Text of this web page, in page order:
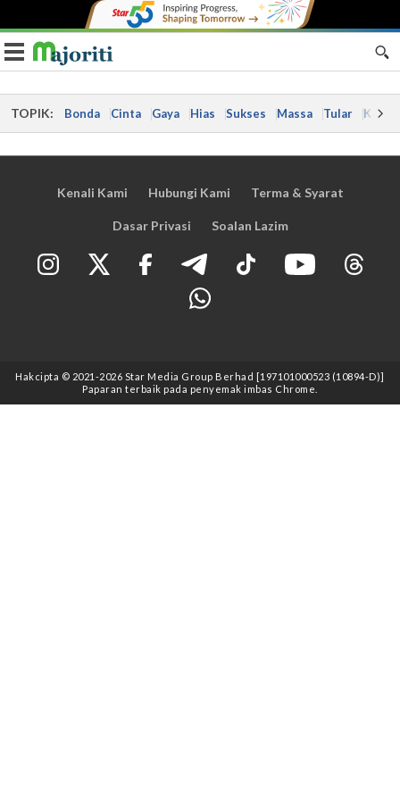
Toggle navigation
TOPIK: Bonda Cinta Gaya Hias Sukses Massa Tular Kes
Kenali Kami Hubungi Kami Terma & Syarat
Dasar Privasi Soalan Lazim
Hakcipta © 2021 -2026 Star Media Group Berhad [197101000523 (10894-D)]
Paparan terbaik pada penyemak imbas Chrome.